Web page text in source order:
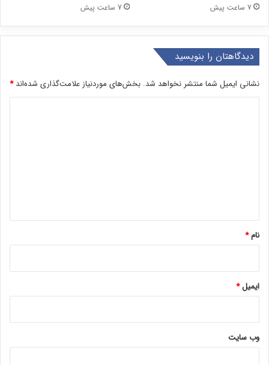
7 ساعت پیش 7 ساعت پیش
دیدگاهتان را بنویسید
نشانی ایمیل شما منتشر نخواهد شد. بخش‌های موردنیاز علامت‌گذاری شده‌اند*
نام*
ایمیل*
وب‌ سایت